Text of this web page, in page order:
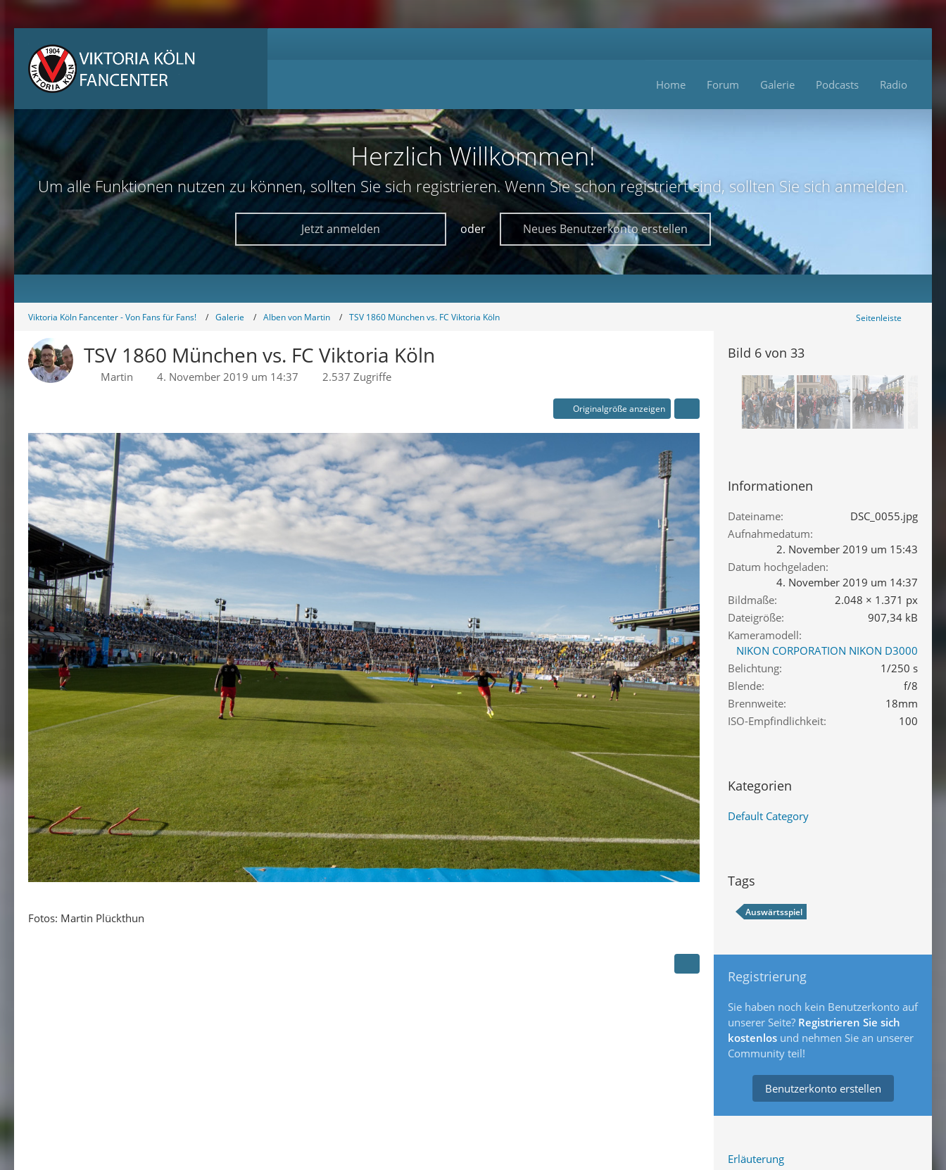
Home Forum Galerie Podcasts Radio
Herzlich Willkommen!
Um alle Funktionen nutzen zu können, sollten Sie sich registrieren. Wenn Sie schon registriert sind, sollten Sie sich anmelden.
Jetzt anmelden oder Neues Benutzerkonto erstellen
Viktoria Köln Fancenter - Von Fans für Fans! Galerie Alben von Martin TSV 1860 München vs. FC Viktoria Köln Seitenleiste
TSV 1860 München vs. FC Viktoria Köln
Martin 4. November 2019 um 14:37 2.537 Zugriffe
Originalgröße anzeigen
Fotos: Martin Plückthun
Bild 6 von 33
Informationen
Dateiname
DSC_0055.jpg
Aufnahmedatum
2. November 2019 um 15:43
Datum hochgeladen
4. November 2019 um 14:37
Bildmaße
2.048 × 1.371 px
Dateigröße
907,34 kB
Kameramodell
NIKON CORPORATION NIKON D3000
Belichtung
1/250 s
Blende
f/8
Brennweite
18mm
ISO-Empfindlichkeit
100
Kategorien
Default Category
Tags
Auswärtsspiel
Registrierung
Sie haben noch kein Benutzerkonto auf
unserer Seite? Registrieren Sie sich
kostenlos und nehmen Sie an unserer
Community teil!
Benutzerkonto erstellen
Erläuterung